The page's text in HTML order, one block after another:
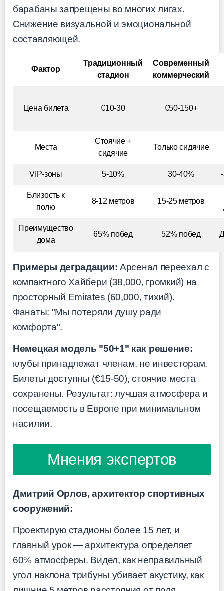
барабаны запрещены во многих лигах.
Снижение визуальной и эмоциональной
составляющей.
Фактор
Традиционный
стадион
Современный
коммерческий
Цена билета €10-30 €50-150+
Места
Стоячие +
сидячие
Только сидячие
VIP-зоны 5-10% 30-40%
Близость к
полю
8-12 метров 15-25 метров
Преимущество
дома
65% побед 52% побед
Примеры деградации: Арсенал переехал с
компактного Хайбери (38,000, громкий) на
просторный Emirates (60,000, тихий).
Фанаты: "Мы потеряли душу ради
комфорта".
Немецкая модель "50+1" как решение:
клубы принадлежат членам, не инвесторам.
Билеты доступны (€15-50), стоячие места
сохранены. Результат: лучшая атмосфера и
посещаемость в Европе при минимальном
насилии.
Мнения экспертов
Дмитрий Орлов, архитектор спортивных
сооружений:
Проектирую стадионы более 15 лет, и
главный урок — архитектура определяет
60% атмосферы. Видел, как неправильный
угол наклона трибуны убивает акустику, как